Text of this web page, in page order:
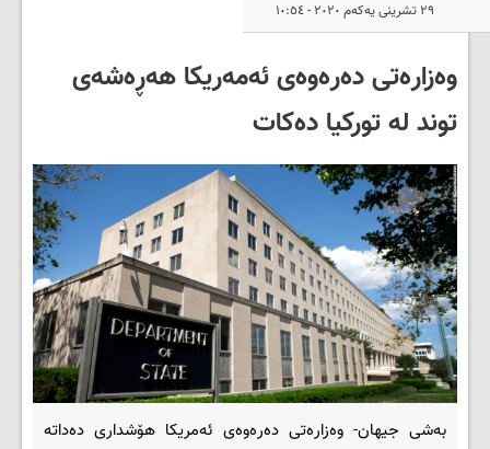
٢٩ تشرینی یەکەم ٢٠٢٠ - ١٠:٥٤
وەزارەتی دەرەوەی ئەمەریکا هەڕەشەی
توند لە تورکیا دەکات
بەشی جیهان- وەزارەتی دەرەوەی ئەمریکا هۆشداری دەداتە